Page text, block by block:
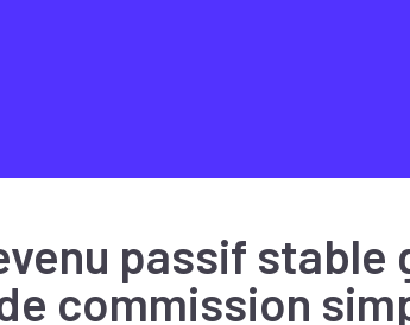
passif stable
commission